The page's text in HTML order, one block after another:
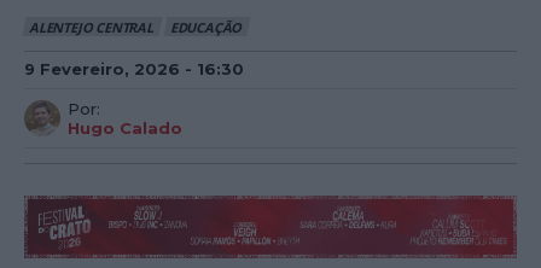
ALENTEJO CENTRAL EDUCAÇÃO
9 Fevereiro, 2026 - 16:30
Por:
Hugo Calado